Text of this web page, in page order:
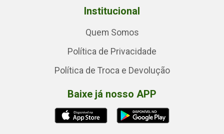
Institucional
Quem Somos
Política de Privacidade
Política de Troca e Devolução
Baixe já nosso APP